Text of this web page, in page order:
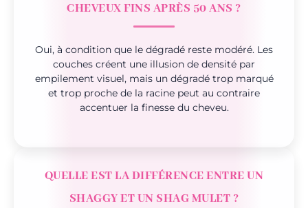
CHEVEUX FINS APRÈS 50 ANS ?
Oui, à condition que le dégradé reste modéré. Les
couches créent une illusion de densité par
empilement visuel, mais un dégradé trop marqué
et trop proche de la racine peut au contraire
accentuer la finesse du cheveu.
QUELLE EST LA DIFFÉRENCE ENTRE UN
SHAGGY ET UN SHAG MULET ?